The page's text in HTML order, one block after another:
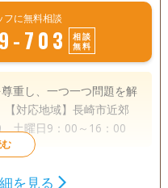
フに無料相談
703
相談
無料
重し、一つ一つ問題を解
土曜日9：00～16：00
を見る